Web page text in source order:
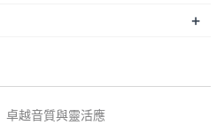
+
越音質與靈活應